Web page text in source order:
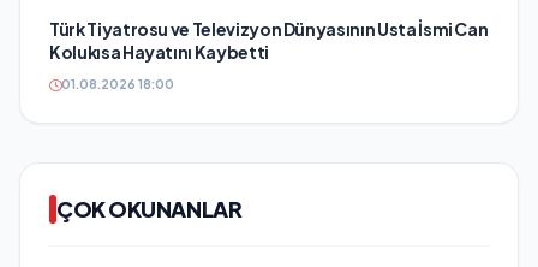
Türk Tiyatrosu ve Televizyon Dünyasının Usta İsmi Can
Kolukısa Hayatını Kaybetti
01.08.2026 18:00
ÇOK OKUNANLAR